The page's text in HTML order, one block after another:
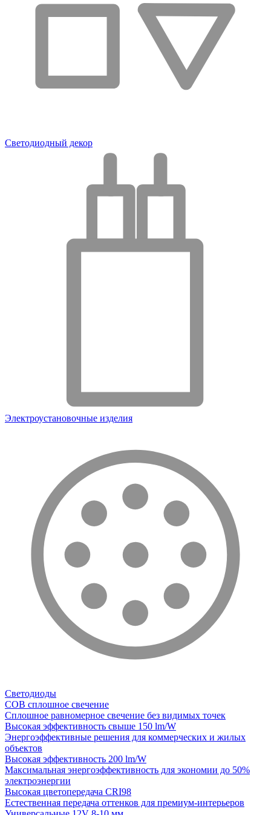
Светодиодный декор
Электроустановочные изделия
Светодиоды
COB сплошное свечение
Сплошное равномерное свечение без видимых точек
Высокая эффективность свыше 150 lm/W
Энергоэффективные решения для коммерческих и жилых
объектов
Высокая эффективность 200 lm/W
Максимальная энергоэффективность для экономии до 50%
электроэнергии
Высокая цветопередача CRI98
Естественная передача оттенков для премиум-интерьеров